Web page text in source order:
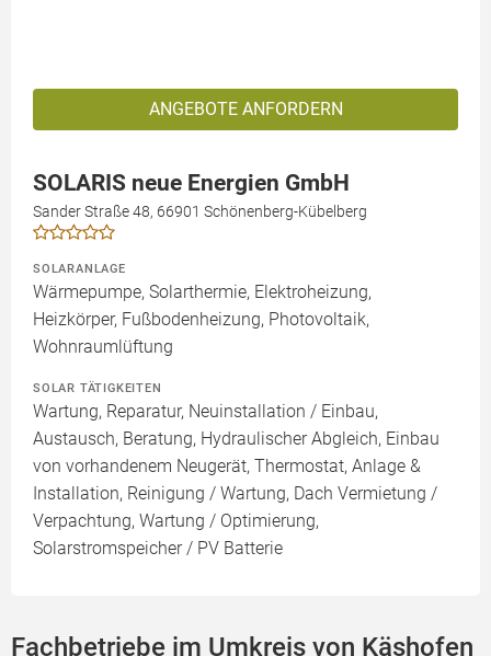
ANGEBOTE ANFORDERN
SOLARIS neue Energien GmbH
Sander Straße 48, 66901 Schönenberg-Kübelberg
SOLARANLAGE
Wärmepumpe, Solarthermie, Elektroheizung,
Heizkörper, Fußbodenheizung, Photovoltaik,
Wohnraumlüftung
SOLAR TÄTIGKEITEN
Wartung, Reparatur, Neuinstallation / Einbau,
Austausch, Beratung, Hydraulischer Abgleich, Einbau
von vorhandenem Neugerät, Thermostat, Anlage &
Installation, Reinigung / Wartung, Dach Vermietung /
Verpachtung, Wartung / Optimierung,
Solarstromspeicher / PV Batterie
Fachbetriebe im Umkreis von Käshofen